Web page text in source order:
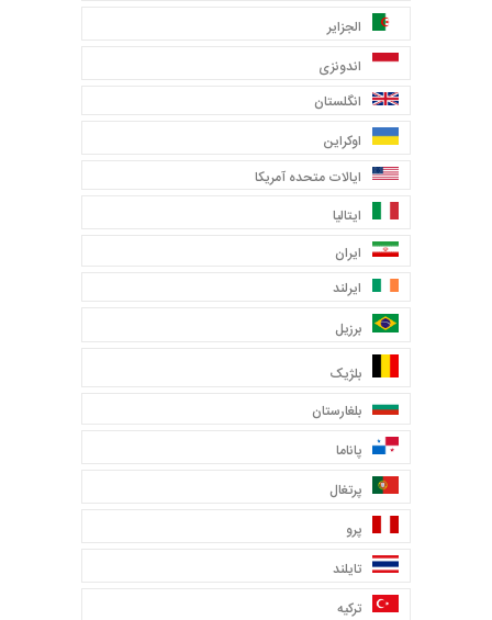
الجزایر
اندونزی
انگلستان
اوکراین
ایالات متحده آمریکا
ایتالیا
ایران
ایرلند
برزیل
بلژیک
بلغارستان
پاناما
پرتغال
پرو
تایلند
ترکیه